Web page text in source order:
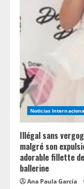
e
d
i
n
g
Noticias
Illégal sans
malgré son
adorable fillette
ballerine
Ana Paula García